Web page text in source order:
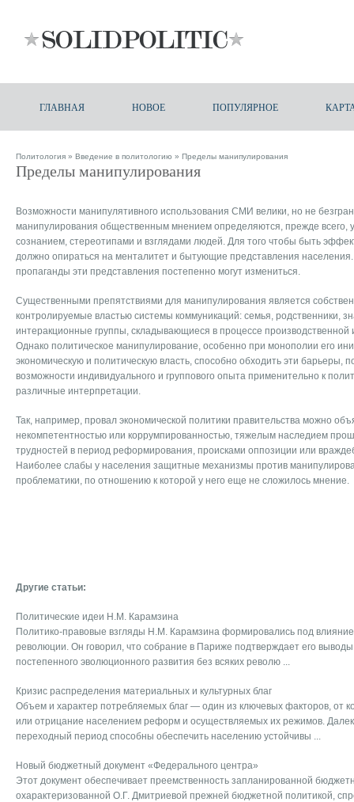
ГЛАВНАЯ НОВОЕ ПОПУЛЯРНОЕ
Политология » Введение в политологию » Пределы манипулирования
Пределы манипулирования
Возможности манипулятивного использования СМИ велики, но не
манипулирования общественным мнением определяются, прежде всего,
сознанием, стереотипами и взглядами людей. Для того чтобы быть
должно опираться на менталитет и бытующие представления
пропаганды эти представления постепенно могут измениться.
Существенными препятствиями для манипулирования является
контролируемые властью системы коммуникаций: семья, родственники,
интеракционные группы, складывающиеся в процессе производственной
Однако политическое манипулирование, особенно при монополии его
экономическую и политическую власть, способно обходить эти барьеры,
возможности индивидуального и группового опыта применительно к
различные интерпретации.
Так, например, провал экономической политики правительства можно
некомпетентностью или коррумпированностью, тяжелым наследием
трудностей в период реформирования, происками оппозиции или
Наиболее слабы у населения защитные механизмы против
проблематики, по отношению к которой у него еще не сложилось мнение.
Другие статьи:
Политические идеи Н.М. Карамзина
Политико-правовые взгляды Н.М. Карамзина формировались под
революции. Он говорил, что собрание в Париже подтверждает его выводы
постепенного эволюционного развития без всяких револю ...
Кризис распределения материальных и культурных благ
Объем и характер потребляемых благ — один из ключевых факторов, от
или отрицание населением реформ и осуществляемых их режимов.
переходный период способны обеспечить населению устойчивы ...
Новый бюджетный документ «Федерального центра»
Этот документ обеспечивает преемственность запланированной
охарактеризованной О.Г. Дмитриевой прежней бюджетной политикой,